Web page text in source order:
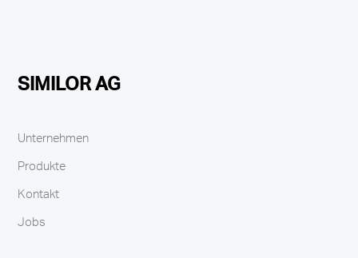
SIMILOR AG
Unternehmen
Produkte
Kontakt
Jobs